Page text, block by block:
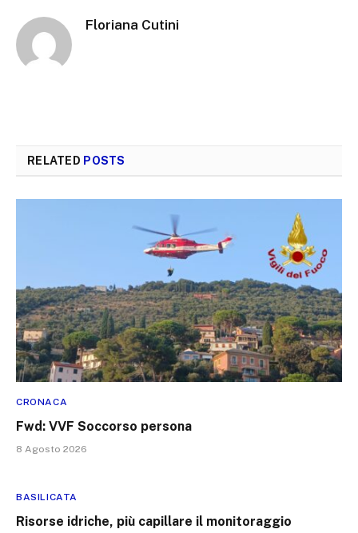
Floriana Cutini
RELATED POSTS
CRONACA
Fwd: VVF Soccorso persona
8 Agosto 2026
BASILICATA
Risorse idriche, più capillare il monitoraggio